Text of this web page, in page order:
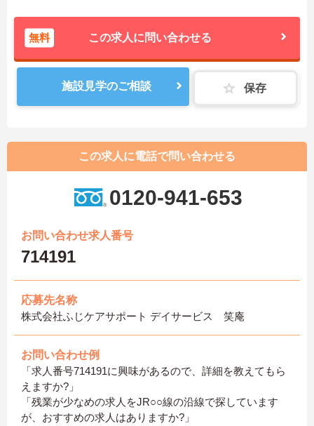
無料 この求人に問い合わせる
施設見学のご相談 保存
この求人に電話で問い合わせる
0120-941-653
お問い合わせ求人番号
714191
応募先名称
株式会社ふじケアサポート デイサービス 笑庵
お問い合わせ例
「求人番号714191に興味があるので、詳細を教えてもら
えますか?」
「残業が少なめの求人をJR○○線の沿線で探しています
が、おすすめの求人はありますか?」